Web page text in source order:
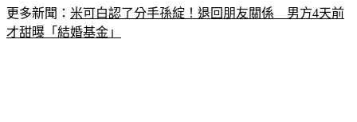
更多新聞：米可白認了分手孫綻！退回朋友關係　男方4天前